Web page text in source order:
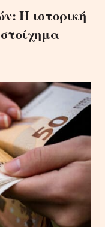
Η ιστορική